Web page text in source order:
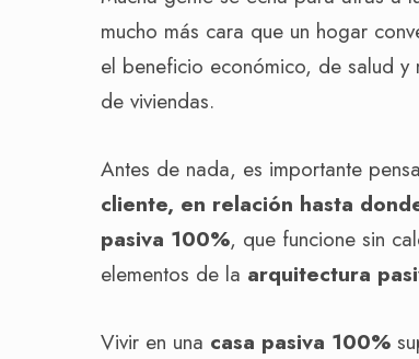
mucho más cara que un hogar
el beneficio económico, de salud
de viviendas.
Antes de nada, es importante
cliente, en relación hasta
pasiva 100%, que funcione sin
elementos de la arquitectura
Vivir en una casa pasiva 100%